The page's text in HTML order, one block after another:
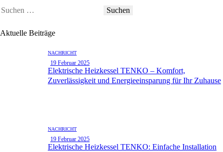
Suchen
Aktuelle Beiträge
NACHRICHT
19 Februar 2025
Elektrische Heizkessel TENKO – Komfort,
Zuverlässigkeit und Energieeinsparung für Ihr Zuhause
NACHRICHT
19 Februar 2025
Elektrische Heizkessel TENKO: Einfache Installation